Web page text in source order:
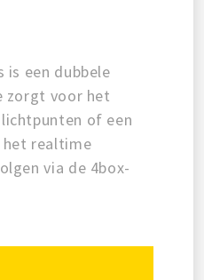
is een dubbele
zorgt voor het
of een
het realtime
via de 4box-